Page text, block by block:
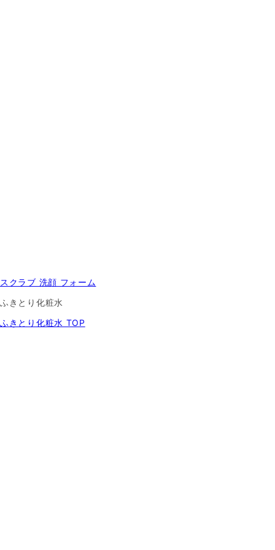
スクラブ 洗顔 フォーム
ふきとり化粧水
ふきとり化粧水 TOP